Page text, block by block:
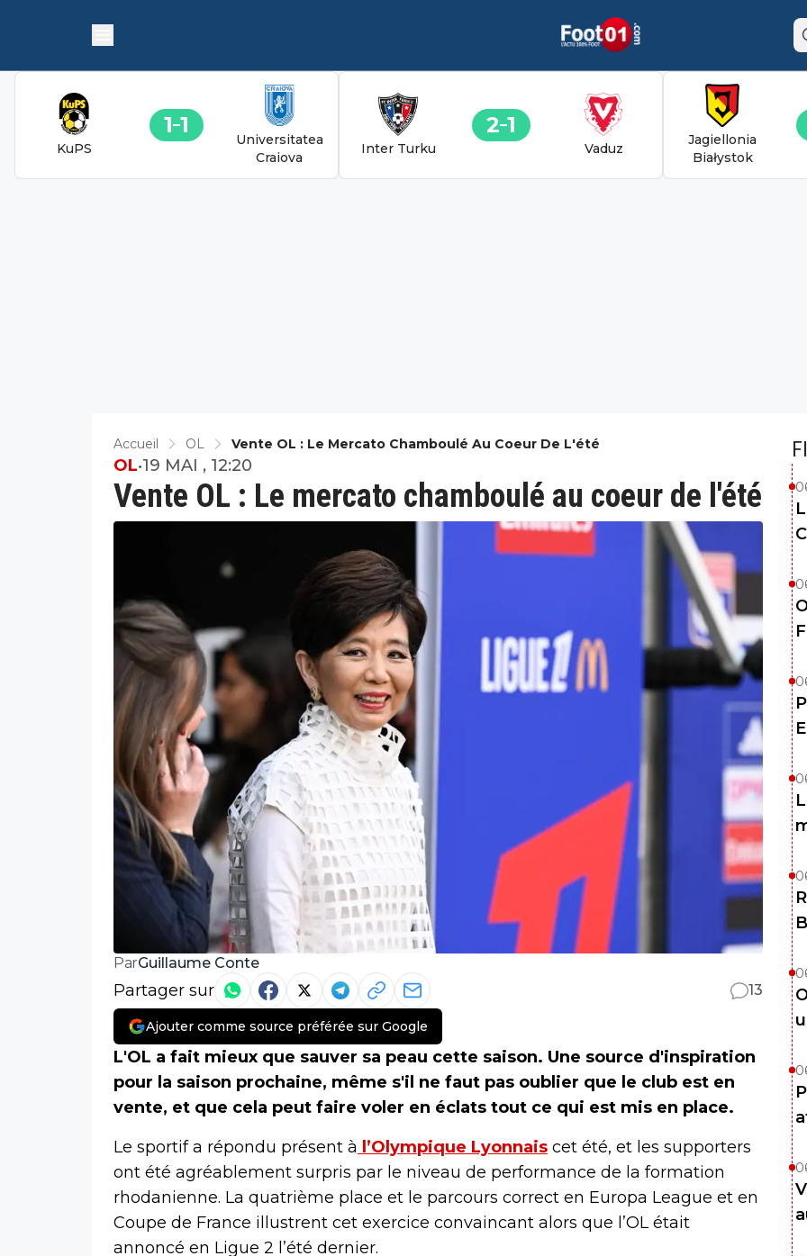
KuPS
1 1
Universitatea
Craiova
Inter Turku
2 1
Vaduz
Jagiellonia
Białystok
Accueil OL Vente OL : Le Mercato Chamboulé Au Coeur De L'été
Vente OL : Le mercato chamboulé au coeur de l'été
OL•19 MAI , 12:20
ParGuillaume Conte
Partager sur 13
Ajouter comme source préférée sur Google
L'OL a fait mieux que sauver sa peau cette saison. Une source d'inspiration
pour la saison prochaine, même s'il ne faut pas oublier que le club est en
vente, et que cela peut faire voler en éclats tout ce qui est mis en place.
Le sportif a répondu présent à l’Olympique Lyonnais cet été, et les supporters
ont été agréablement surpris par le niveau de performance de la formation
rhodanienne. La quatrième place et le parcours correct en Europa League et en
Coupe de France illustrent cet exercice convaincant alors que l’OL était
annoncé en Ligue 2 l’été dernier.